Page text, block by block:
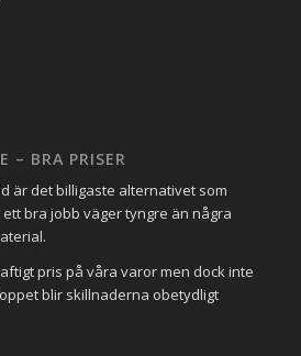
– BRA PRISER
är det billigaste alternativet som
bra jobb väger tyngre än några
pris på våra varor men dock inte
blir skillnaderna obetydligt